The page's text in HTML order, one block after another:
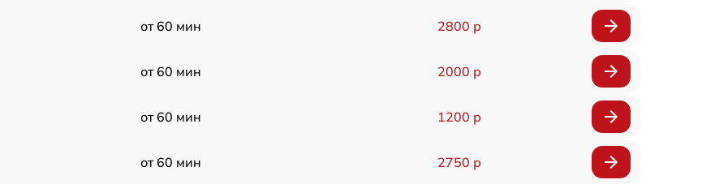
от 60 мин 2800 р
от 60 мин 2000 р
от 60 мин 1200 р
от 60 мин 2750 р